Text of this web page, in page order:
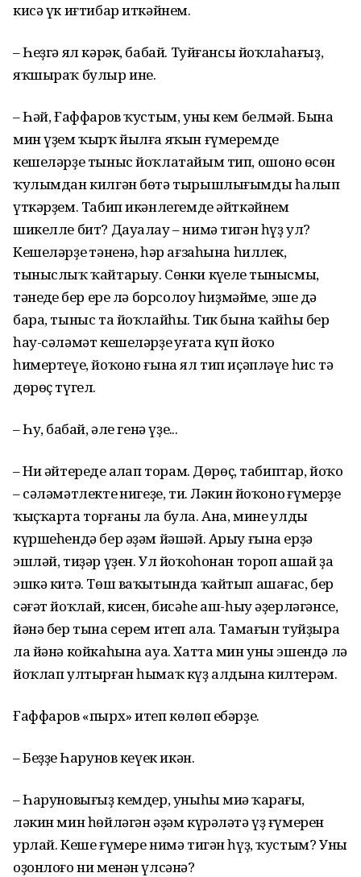
кисә үк иғтибар иткәйнем.
– Һеҙгә ял кәрәк, бабай. Туйғансы йоҡлаһағыҙ,
яҡшыраҡ булыр ине.
– Һәй, Ғаффаров ҡустым, уны кем белмәй. Бына
мин үҙем ҡырҡ йылға яҡын ғүмеремде
кешеләрҙе тыныс йоҡлатайым тип, ошоноң өсөн
ҡулым­дан килгән бөтә тырышлығымды һалып
үткәрҙем. Табип икәнлегемде әйткәй­нем
шикелле бит? Дауалау – нимә тигән һүҙ ул?
Кешеләрҙең тәненә, һәр ағза­һына һиллек,
тыныслыҡ ҡайтарыу. Сөнки күңелең тынысмы,
тәнеңдең бер ере лә борсолоу һиҙмәйме, эшең дә
бара, тыныс та йоҡлайһың. Тик бына ҡайһы бер
һау-сәләмәт кешеләрҙең уғата күп йоҡо
һимертеүе, йоҡоно ғына ял тип иҫәпләүе һис тә
дөрөҫ түгел.
– Һуң, бабай, әле генә үҙең...
– Ни әйтереңде аңлап торам. Дөрөҫ, табиптар, йоҡо
– сәләмәтлектең нигеҙе, ти. Ләкин йоҡоноң ғүмерҙе
ҡыҫҡарта торғаны ла була. Ана, минең улдың
күршеһендә бер әҙәм йәшәй. Арыу ғына ерҙә
эшләй, тиҙәр үҙен. Ул йоҡоһонан тороп ашай ҙа
эшкә китә. Төш ваҡы­тында ҡайтып ашағас, бер
сәғәт йоҡлай, кисен, бисәһе аш-һыу әҙерлә­гәнсе,
йәнә бер тына серем итеп ала. Тамағын туйҙыра
ла йәнә койкаһына ауа. Хатта мин уны эшендә лә
йоҡлап ултырған һымаҡ күҙ алдына килтерәм.
Ғаффаров «пырх» итеп көлөп ебәрҙе.
– Беҙҙең Һарунов кеүек икән.
– Һаруновығыҙ кемдер, уныһы миңә ҡараңғы,
ләкин мин һөйләгән әҙәм күрәләтә үҙ ғүмерен
урлай. Кеше ғүмере нимә тигән һүҙ, ҡустым? Уның
оҙонлоғо ни менән үлсәнә?